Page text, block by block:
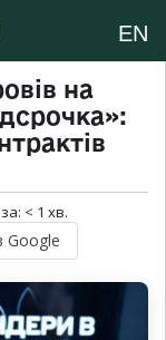
EN
на
< 1 хв.
Google